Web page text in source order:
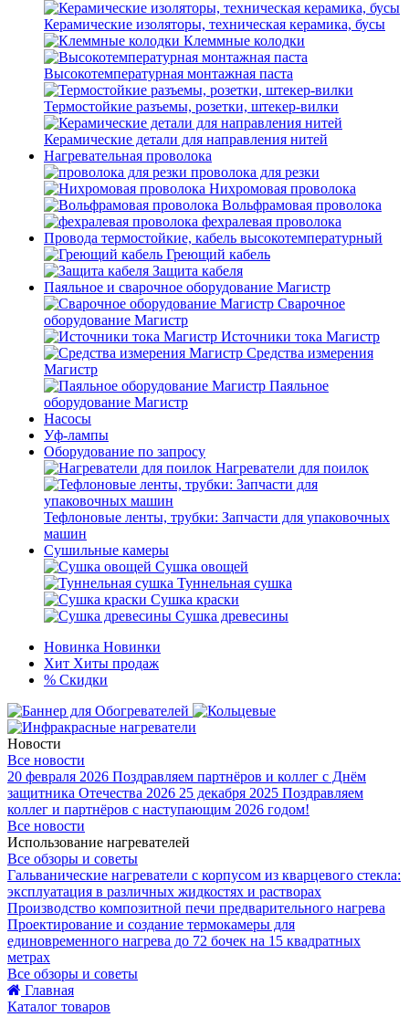
Керамические изоляторы, техническая керамика, бусы
Клеммные колодки
Высокотемпературная монтажная паста
Термостойкие разъемы, розетки, штекер-вилки
Керамические детали для направления нитей
Нагревательная проволока
проволока для резки
Нихромовая проволока
Вольфрамовая проволока
фехралевая проволока
Провода термостойкие, кабель высокотемпературный
Греющий кабель
Защита кабеля
Паяльное и сварочное оборудование Магистр
Сварочное
оборудование Магистр
Источники тока Магистр
Средства измерения
Магистр
Паяльное
оборудование Магистр
Насосы
Уф-лампы
Оборудование по запросу
Нагреватели для поилок
Тефлоновые ленты, трубки: Запчасти для упаковочных
машин
Сушильные камеры
Сушка овощей
Туннельная сушка
Сушка краски
Сушка древесины
Новинка Новинки
Хит Хиты продаж
% Скидки
Новости
Все новости
20 февраля 2026 Поздравляем партнёров и коллег с Днём
защитника Отечества 2026 25 декабря 2025 Поздравляем
коллег и партнёров с наступающим 2026 годом!
Все новости
Использование нагревателей
Все обзоры и советы
Гальванические нагреватели с корпусом из кварцевого стекла:
эксплуатация в различных жидкостях и растворах
Производство композитной печи предварительного нагрева
Проектирование и создание термокамеры для
единовременного нагрева до 72 бочек на 15 квадратных
метрах
Все обзоры и советы
Главная
Каталог товаров